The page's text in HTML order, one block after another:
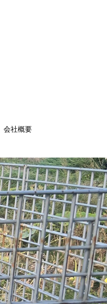
会社概要